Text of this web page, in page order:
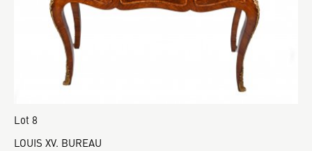
Lot 8
LOUIS XV. BUREAU